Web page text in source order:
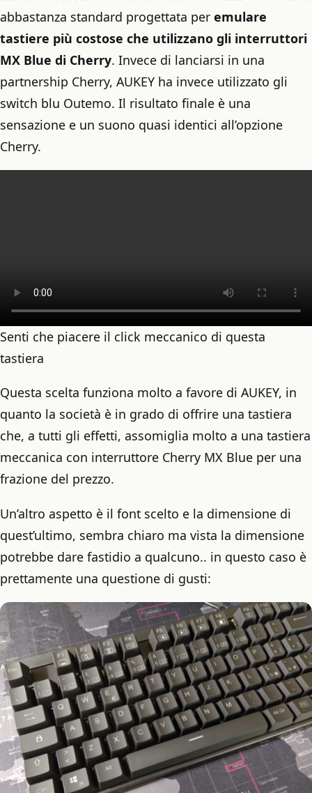
abbastanza standard progettata per emulare
tastiere più costose che utilizzano gli interruttori
MX Blue di Cherry. Invece di lanciarsi in una
partnership Cherry, AUKEY ha invece utilizzato gli
switch blu Outemo. Il risultato finale è una
sensazione e un suono quasi identici all’opzione
Cherry.
Senti che piacere il click meccanico di questa
tastiera
Questa scelta funziona molto a favore di AUKEY, in
quanto la società è in grado di offrire una tastiera
che, a tutti gli effetti, assomiglia molto a una tastiera
meccanica con interruttore Cherry MX Blue per una
frazione del prezzo.
Un’altro aspetto è il font scelto e la dimensione di
quest’ultimo, sembra chiaro ma vista la dimensione
potrebbe dare fastidio a qualcuno.. in questo caso è
prettamente una questione di gusti: